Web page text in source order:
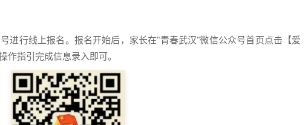
行线上报名。报名开始后，家长在"青春武汉"微信公众号首页点击【爱
作指引完成信息录入即可。